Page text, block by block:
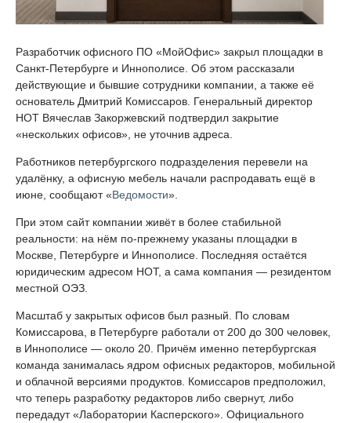
Разработчик офисного ПО «МойОфис» закрыл площадки в
Санкт-Петербурге и Иннополисе. Об этом рассказали
действующие и бывшие сотрудники компании, а также её
основатель Дмитрий Комиссаров. Генеральный директор
НОТ Вячеслав Закоржевский подтвердил закрытие
«нескольких офисов», не уточнив адреса.
Работников петербургского подразделения перевели на
удалёнку, а офисную мебель начали распродавать ещё в
июне, сообщают «Ведомости».
При этом сайт компании живёт в более стабильной
реальности: на нём по-прежнему указаны площадки в
Москве, Петербурге и Иннополисе. Последняя остаётся
юридическим адресом НОТ, а сама компания — резидентом
местной ОЭЗ.
Масштаб у закрытых офисов был разный. По словам
Комиссарова, в Петербурге работали от 200 до 300 человек,
в Иннополисе — около 20. Причём именно петербургская
команда занималась ядром офисных редакторов, мобильной
и облачной версиями продуктов. Комиссаров предположил,
что теперь разработку редакторов либо свернут, либо
передадут «Лаборатории Касперского». Официального